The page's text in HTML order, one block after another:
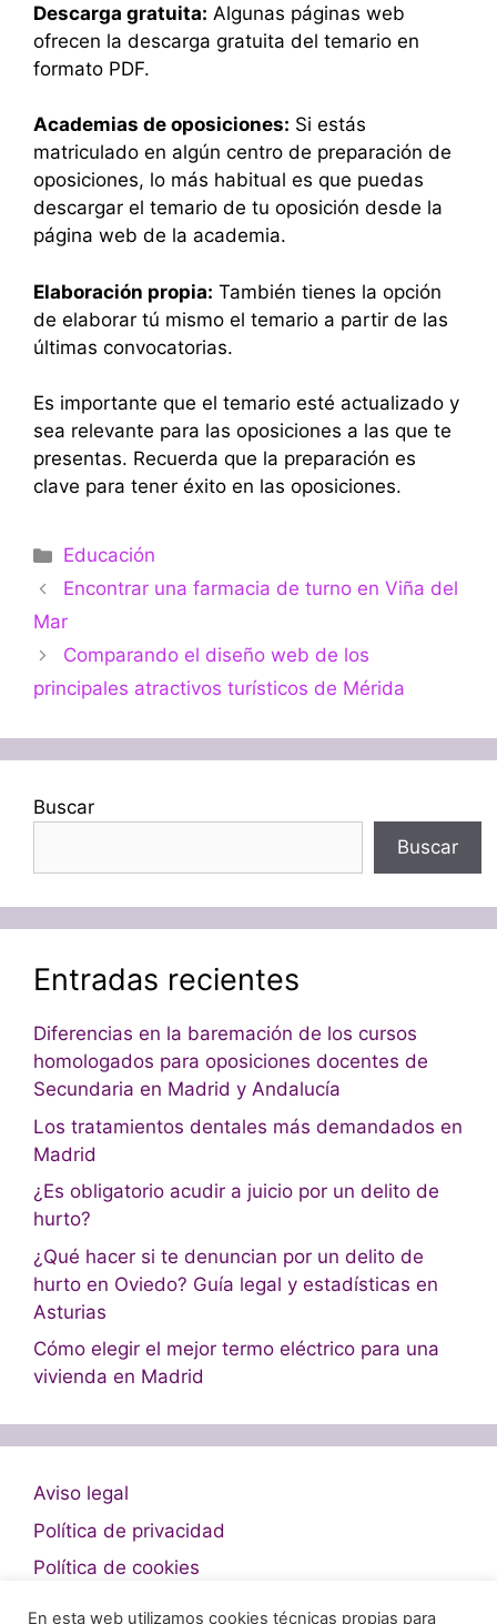
Descarga gratuita: Algunas páginas web
ofrecen la descarga gratuita del temario en
formato PDF.
Academias de oposiciones: Si estás
matriculado en algún centro de preparación de
oposiciones, lo más habitual es que puedas
descargar el temario de tu oposición desde la
página web de la academia.
Elaboración propia: También tienes la opción
de elaborar tú mismo el temario a partir de las
últimas convocatorias.
Es importante que el temario esté actualizado y
sea relevante para las oposiciones a las que te
presentas. Recuerda que la preparación es
clave para tener éxito en las oposiciones.
Categorías
Educación
Encontrar una farmacia de turno en Viña del
Mar
Comparando el diseño web de los
principales atractivos turísticos de Mérida
Buscar
Buscar
Entradas recientes
Diferencias en la baremación de los cursos
homologados para oposiciones docentes de
Secundaria en Madrid y Andalucía
Los tratamientos dentales más demandados en
Madrid
¿Es obligatorio acudir a juicio por un delito de
hurto?
¿Qué hacer si te denuncian por un delito de
hurto en Oviedo? Guía legal y estadísticas en
Asturias
Cómo elegir el mejor termo eléctrico para una
vivienda en Madrid
Aviso legal
Política de privacidad
Política de cookies
En esta web utilizamos cookies técnicas propias para